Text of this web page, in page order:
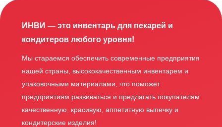
ИНВИ — это инвентарь для пекарей и
кондитеров любого уровня!
Мы стараемся обеспечить современные предприятия
нашей страны, высококачественным инвентарем и
упаковочными материалами, что поможет
предприятиям развиваться и предлагать покупателям
качественную, красивую, аппетитную выпечку и
кондитерские изделия!